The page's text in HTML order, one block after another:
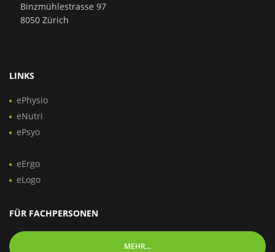
Binzmühlestrasse 97
8050 Zürich
LINKS
ePhysio
eNutri
ePsyo
eErgo
eLogo
FÜR FACHPERSONEN
MEHR...